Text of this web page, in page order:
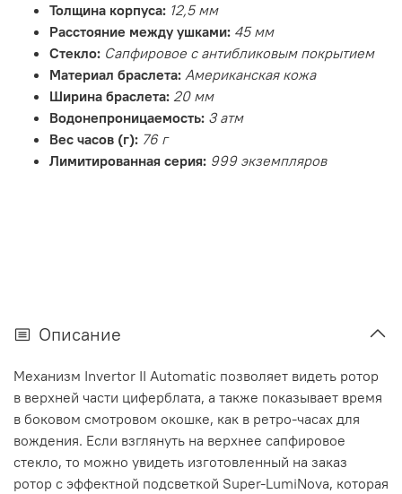
Толщина корпуса: 12,5 мм
Расстояние между ушками: 45 мм
Стекло: Сапфировое с антибликовым покрытием
Материал браслета: Американская кожа
Ширина браслета: 20 мм
Водонепроницаемость: 3 атм
Вес часов (г): 76 г
Лимитированная серия: 999 экземпляров
Описание
Механизм Invertor II Automatic позволяет видеть ротор
в верхней части циферблата, а также показывает время
в боковом смотровом окошке, как в ретро-часах для
вождения. Если взглянуть на верхнее сапфировое
стекло, то можно увидеть изготовленный на заказ
ротор с эффектной подсветкой Super-LumiNova, которая